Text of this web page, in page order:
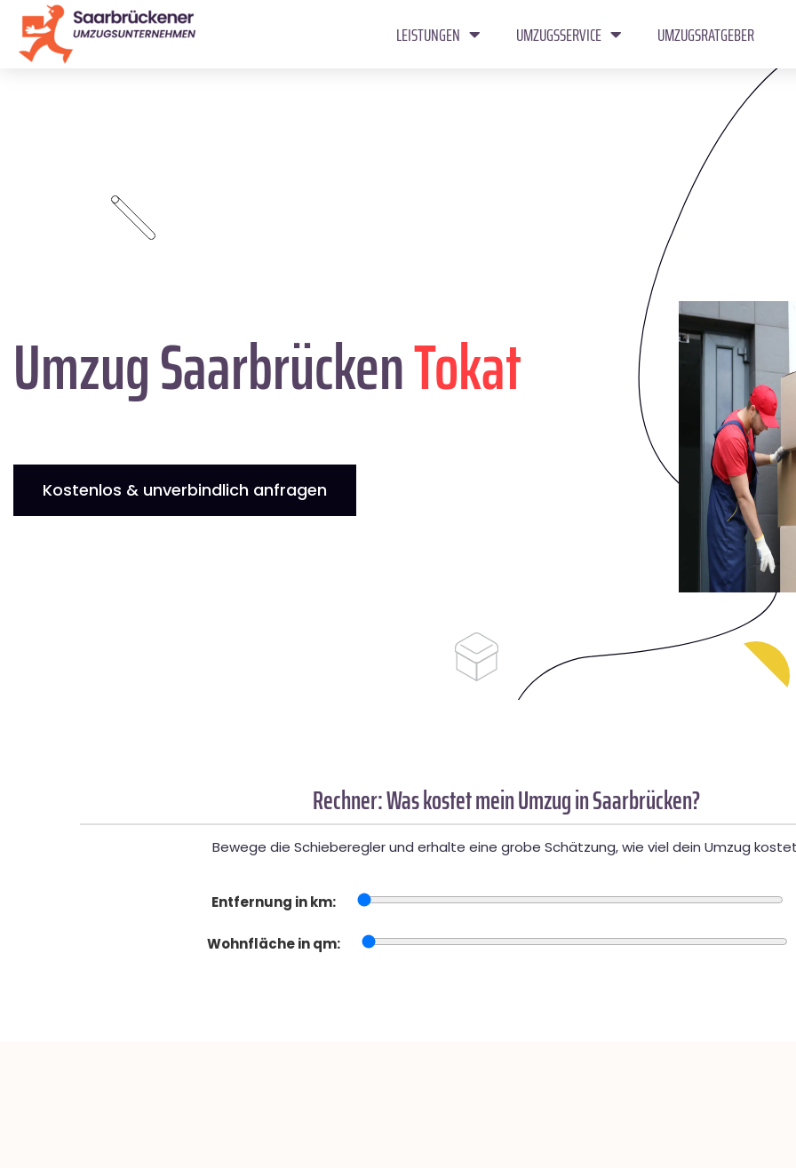
LEISTUNGEN UMZUGSSERVICE UMZUGSRATGEBER
Umzug SaarbrückenTokat
Kostenlos & unverbindlich anfragen
Rechner: Was kostet mein Umzug in Saarbrücken?
Bewege die Schieberegler und erhalte eine grobe Schätzung, wie viel dein Umzug
Entfernung in km:
Wohnfläche in qm: